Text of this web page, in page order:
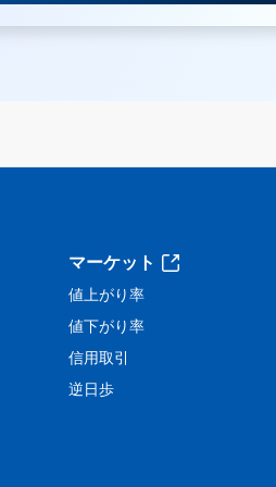
マーケット
値上がり率
値下がり率
信用取引
逆日歩